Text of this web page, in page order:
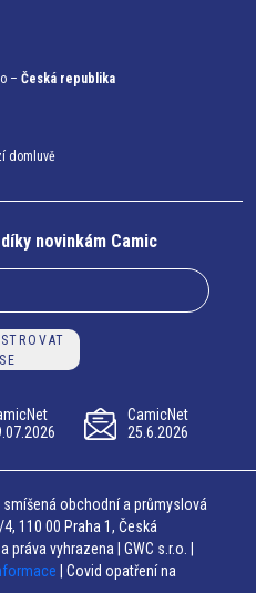
– Česká republika
domluvě
novinkám Camic
SE
CamicNet
25.6.2026
obchodní a průmyslová
110 00 Praha 1, Česká
vyhrazena | GWC s.r.o. |
| Covid opatření na